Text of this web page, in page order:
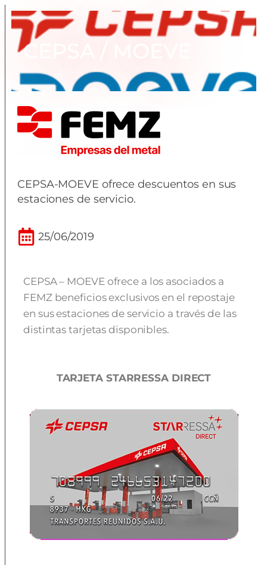
CEPSA / MOEVE
CEPSA-MOEVE ofrece descuentos en sus
estaciones de servicio.
25/06/2019
CEPSA – MOEVE ofrece a los asociados a
FEMZ beneficios exclusivos en el repostaje
en sus estaciones de servicio a través de las
distintas tarjetas disponibles.
TARJETA STARRESSA DIRECT